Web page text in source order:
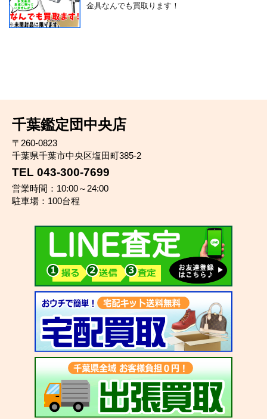
金具なんでも買取ります！
千葉鑑定団中央店
〒260-0823
千葉県千葉市中央区塩田町385-2
TEL 043-300-7699
営業時間：10:00～24:00
駐車場：100台程